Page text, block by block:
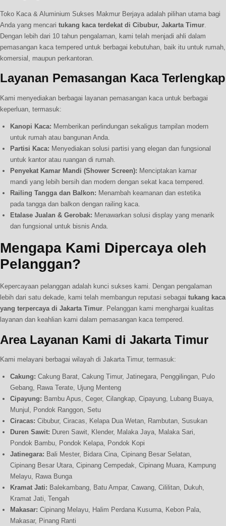
Toko Kaca & Aluminium Sukses Makmur Berjaya adalah pilihan utama bagi
Anda yang mencari tukang kaca terdekat di Cibubur, Jakarta Timur
Dengan lebih dari 10 tahun pengalaman, kami telah menjadi ahli dalam
pemasangan kaca tempered untuk berbagai kebutuhan, baik itu untuk rumah,
komersial, maupun perkantoran.
Layanan Pemasangan Kaca Terlengkap
Kami menyediakan berbagai layanan pemasangan kaca untuk berbagai
keperluan, termasuk:
Kanopi Kaca: Memberikan perlindungan sekaligus tampilan modern
untuk rumah atau bangunan Anda.
Partisi Kaca: Menyediakan solusi partisi yang elegan dan fungsional
untuk kantor atau ruangan di rumah.
Penyekat Kamar Mandi (Shower Screen): Menciptakan kamar
mandi yang lebih bersih dan modern dengan sekat kaca tempered.
Railing Tangga dan Balkon: Menambah keamanan dan estetika
pada tangga dan balkon dengan railing kaca.
Etalase Jualan & Gerobak: Menawarkan solusi display yang menarik
dan fungsional untuk bisnis Anda.
Mengapa Kami Dipercaya oleh
Pelanggan?
Kepercayaan pelanggan adalah kunci sukses kami. Dengan pengalaman
lebih dari satu dekade, kami telah membangun reputasi sebagai tukang kaca
yang terpercaya di Jakarta Timur. Pelanggan kami menghargai kualitas
layanan dan keahlian kami dalam pemasangan kaca tempered.
Area Layanan Kami di Jakarta Timur
Kami melayani berbagai wilayah di Jakarta Timur, termasuk:
Cakung: Cakung Barat, Cakung Timur, Jatinegara, Penggilingan, Pulo
Gebang, Rawa Terate, Ujung Menteng
Cipayung: Bambu Apus, Ceger, Cilangkap, Cipayung, Lubang Buaya,
Munjul, Pondok Ranggon, Setu
Ciracas: Cibubur, Ciracas, Kelapa Dua Wetan, Rambutan, Susukan
Duren Sawit: Duren Sawit, Klender, Malaka Jaya, Malaka Sari,
Pondok Bambu, Pondok Kelapa, Pondok Kopi
Jatinegara: Bali Mester, Bidara Cina, Cipinang Besar Selatan,
Cipinang Besar Utara, Cipinang Cempedak, Cipinang Muara, Kampung
Melayu, Rawa Bunga
Kramat Jati: Balekambang, Batu Ampar, Cawang, Cililitan, Dukuh,
Kramat Jati, Tengah
Makasar: Cipinang Melayu, Halim Perdana Kusuma, Kebon Pala,
Makasar, Pinang Ranti